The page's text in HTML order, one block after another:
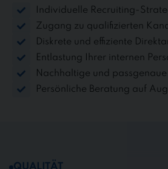
Individuelle Recruiting-
Zugang zu qualifizierten
Diskrete und effiziente
Entlastung Ihrer internen
Nachhaltige und passgenaue
Persönliche Beratung auf